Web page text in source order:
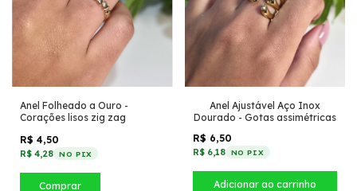
Anel Folheado a Ouro -
Corações lisos zig zag
R$ 4,50
R$ 4,28 NO PIX
Comprar
Anel Ajustável Aço Inox
Dourado - Gotas assimétricas
R$ 6,50
R$ 6,18 NO PIX